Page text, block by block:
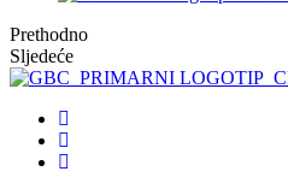
Prethodno
Sljedeće